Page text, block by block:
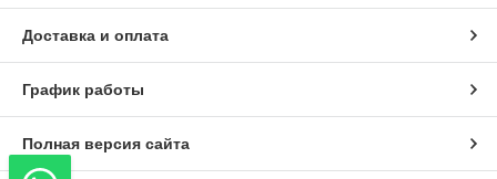
Доставка и оплата
График работы
Полная версия сайта